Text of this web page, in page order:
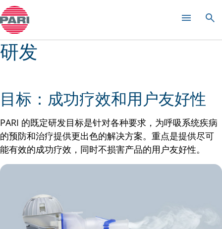
管理层
研发
目标：成功疗效和用户友好性
PARI 的既定研发目标是针对各种要求，为呼吸系统疾病
的预防和治疗提供更出色的解决方案。重点是提供尽可
能有效的成功疗效，同时不损害产品的用户友好性。